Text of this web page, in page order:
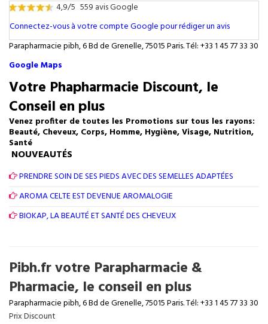
4,9/5 559 avis Google
Connectez-vous à votre compte Google pour rédiger un avis
Parapharmacie pibh, 6 Bd de Grenelle, 75015 Paris. Tél: +33 1 45 77 33 30
Google Maps
Votre Phapharmacie Discount, le
Conseil en plus
Venez profiter de toutes les Promotions sur tous les rayons:
Beauté, Cheveux, Corps, Homme, Hygiène, Visage, Nutrition,
Santé
NOUVEAUTÉS
PRENDRE SOIN DE SES PIEDS AVEC DES SEMELLES ADAPTÉES
AROMA CELTE EST DEVENUE AROMALOGIE
BIOKAP, LA BEAUTÉ ET SANTÉ DES CHEVEUX
Pibh.fr votre Parapharmacie &
Pharmacie, le conseil en plus
Parapharmacie pibh, 6 Bd de Grenelle, 75015 Paris. Tél: +33 1 45 77 33 30
Prix Discount